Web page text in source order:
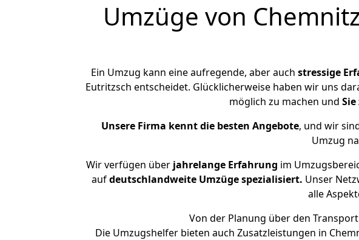
Umzüge von
Ein Umzug kann eine aufregende, aber auch stressige
Eutritzsch entscheidet. Glücklicherweise haben wir uns
möglich zu machen und
Unsere Firma kennt die besten Angebote, und wir
Umzug
Wir verfügen über jahrelange Erfahrung im
aufdeutschlandweite Umzüge spezialisiert. Unser
alle
Von der Planung über den
Die Umzugshelfer bieten auch Zusatzleistungen in